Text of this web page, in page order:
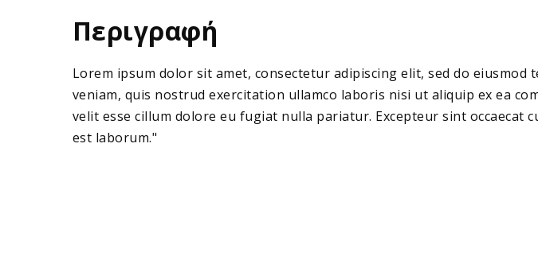
Περιγραφή
Lorem ipsum dolor sit amet, consectetur adipiscing elit, sed do
veniam, quis nostrud exercitation ullamco laboris nisi ut aliquip ex ea
velit esse cillum dolore eu fugiat nulla pariatur. Excepteur sint
est laborum."